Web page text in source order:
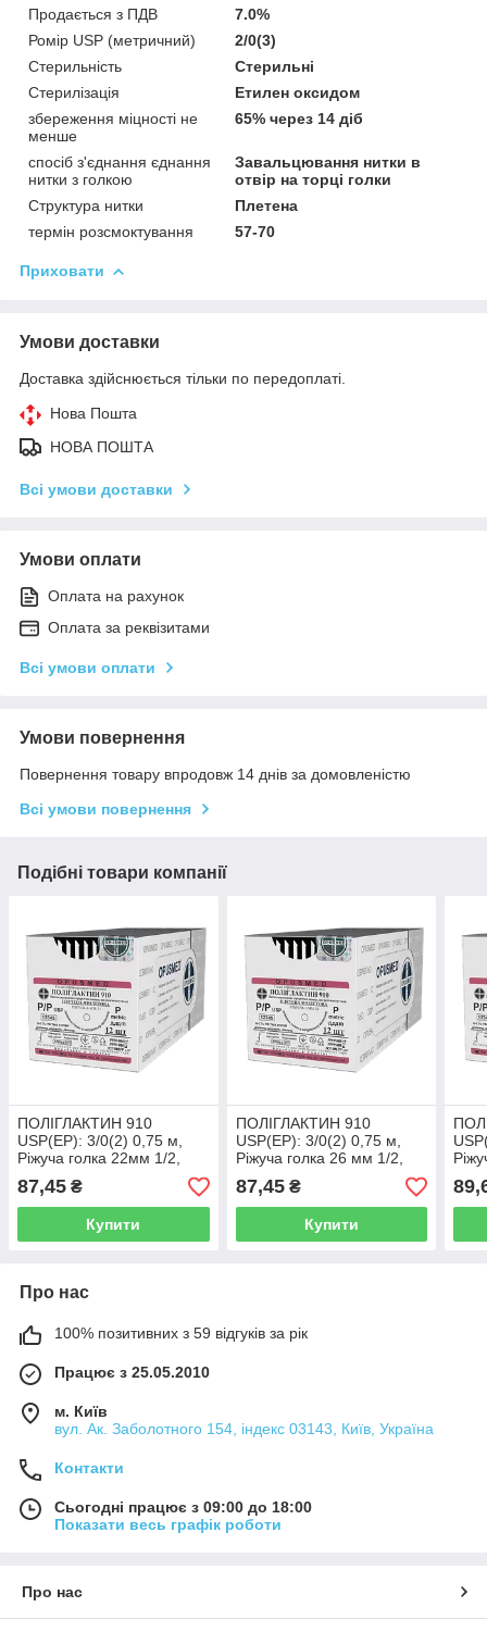
Продається з ПДВ
7.0%
Ромір USP (метричний)
2/0(3)
Стерильність
Стерильні
Стерилізація
Етилен оксидом
збереження міцності не
менше
65% через 14 діб
спосіб з'єднання єднання
нитки з голкою
Завальцювання нитки в
отвір на торці голки
Структура нитки
Плетена
термін розсмоктування
57-70
Приховати
Умови доставки
Доставка здійснюється тільки по передоплаті.
Нова Пошта
НОВА ПОШТА
Всі умови доставки
Умови оплати
Оплата на рахунок
Оплата за реквізитами
Всі умови оплати
Умови повернення
Повернення товару впродовж 14 днів за домовленістю
Всі умови повернення
Подібні товари компанії
ПОЛІГЛАКТИН 910
USP(EP): 3/0(2) 0,75 м,
Ріжуча голка 22мм 1/2,
OPUSMED®
87,45 ₴
Купити
ПОЛІГЛАКТИН 910
USP(EP): 3/0(2) 0,75 м,
Ріжуча голка 26 мм 1/2,
OPUSMED®
87,45₴
Купити
Про нас
100% позитивних з 59 відгуків за рік
Працює з 25.05.2010
м. Київ
вул. Ак. Заболотного 154, індекс 03143, Київ, Україна
Контакти
Сьогодні працює з 09:00 до 18:00
Показати весь графік роботи
Про нас